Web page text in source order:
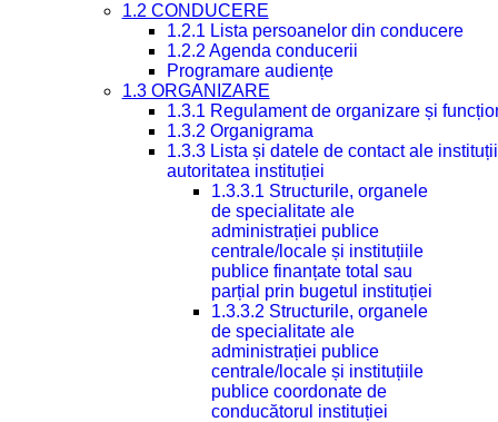
1.2 CONDUCERE
1.2.1 Lista persoanelor din conducere
1.2.2 Agenda conducerii
Programare audiențe
1.3 ORGANIZARE
1.3.1 Regulament de organizare și
1.3.2 Organigrama
1.3.3 Lista și datele de contact ale
autoritatea instituției
1.3.3.1 Structurile, organele
de specialitate ale
administrației publice
centrale/locale și instituțiile
publice finanțate total sau
parțial prin bugetul instituției
1.3.3.2 Structurile, organele
de specialitate ale
administrației publice
centrale/locale și instituțiile
publice coordonate de
conducătorul instituției